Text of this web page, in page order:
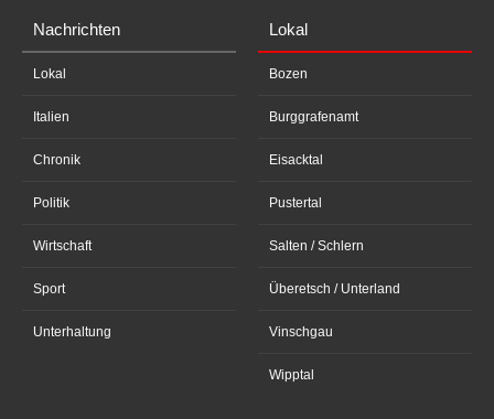
Nachrichten
Lokal
Italien
Chronik
Politik
Wirtschaft
Sport
Unterhaltung
Lokal
Bozen
Burggrafenamt
Eisacktal
Pustertal
Salten / Schlern
Überetsch / Unterland
Vinschgau
Wipptal